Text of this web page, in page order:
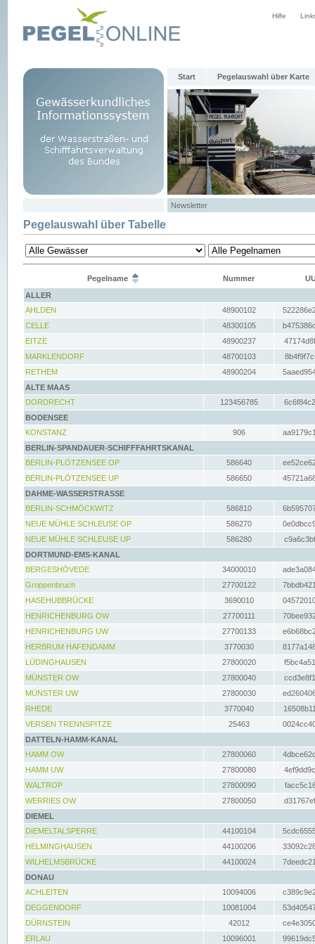
Hilfe
Start Pegelauswahl über Karte
Newsletter
Pegelauswahl über Tabelle
Pegelname Nummer
ALLER
AHLDEN
48900102
CELLE
48300105
EITZE
48900237
MARKLENDORF
48700103
RETHEM
48900204
ALTE MAAS
DORDRECHT
123456785
BODENSEE
KONSTANZ
906
BERLIN-SPANDAUER-SCHIFFFAHRTSKANAL
BERLIN-PLÖTZENSEE OP
586640
BERLIN-PLÖTZENSEE UP
586650
DAHME-WASSERSTRASSE
BERLIN-SCHMÖCKWITZ
586810
NEUE MÜHLE SCHLEUSE OP
586270
NEUE MÜHLE SCHLEUSE UP
586280
DORTMUND-EMS-KANAL
BERGESHÖVEDE
34000010
Groppenbruch
27700122
HASEHUBBRÜCKE
3690010
HENRICHENBURG OW
27700111
HENRICHENBURG UW
27700133
HERBRUM HAFENDAMM
3770030
LÜDINGHAUSEN
27800020
MÜNSTER OW
27800040
MÜNSTER UW
27800030
RHEDE
3770040
VERSEN TRENNSPITZE
25463
DATTELN-HAMM-KANAL
HAMM OW
27800060
HAMM UW
27800080
WALTROP
27800090
WERRIES OW
27800050
DIEMEL
DIEMELTALSPERRE
44100104
HELMINGHAUSEN
44100206
WILHELMSBRÜCKE
44100024
DONAU
ACHLEITEN
10094006
DEGGENDORF
10081004
DÜRNSTEIN
42012
ERLAU
10096001